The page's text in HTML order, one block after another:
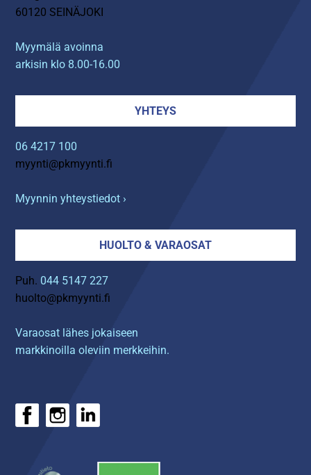
60120 SEINÄJOKI
Myymälä avoinna
arkisin klo 8.00-16.00
YHTEYS
06 4217 100
myynti@pkmyynti.fi
Myynnin yhteystiedot ›
HUOLTO & VARAOSAT
Puh. 044 5147 227
huolto@pkmyynti.fi
Varaosat lähes jokaiseen
markkinoilla oleviin merkkeihin.